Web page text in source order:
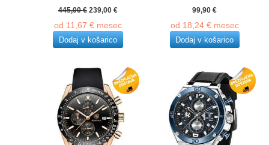
445,00€ Izvirna
cena
je
bila:
445,00 €.
239,00 €Trenutna
je:
239,00 €.
od 11,67 €mesec
Dodaj v košarico
99,90€
od 18,24 €mesec
Dodaj v košarico